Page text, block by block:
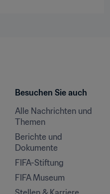
Besuchen Sie auch
Alle Nachrichten und
Themen
Berichte und
Dokumente
FIFA-Stiftung
FIFA Museum